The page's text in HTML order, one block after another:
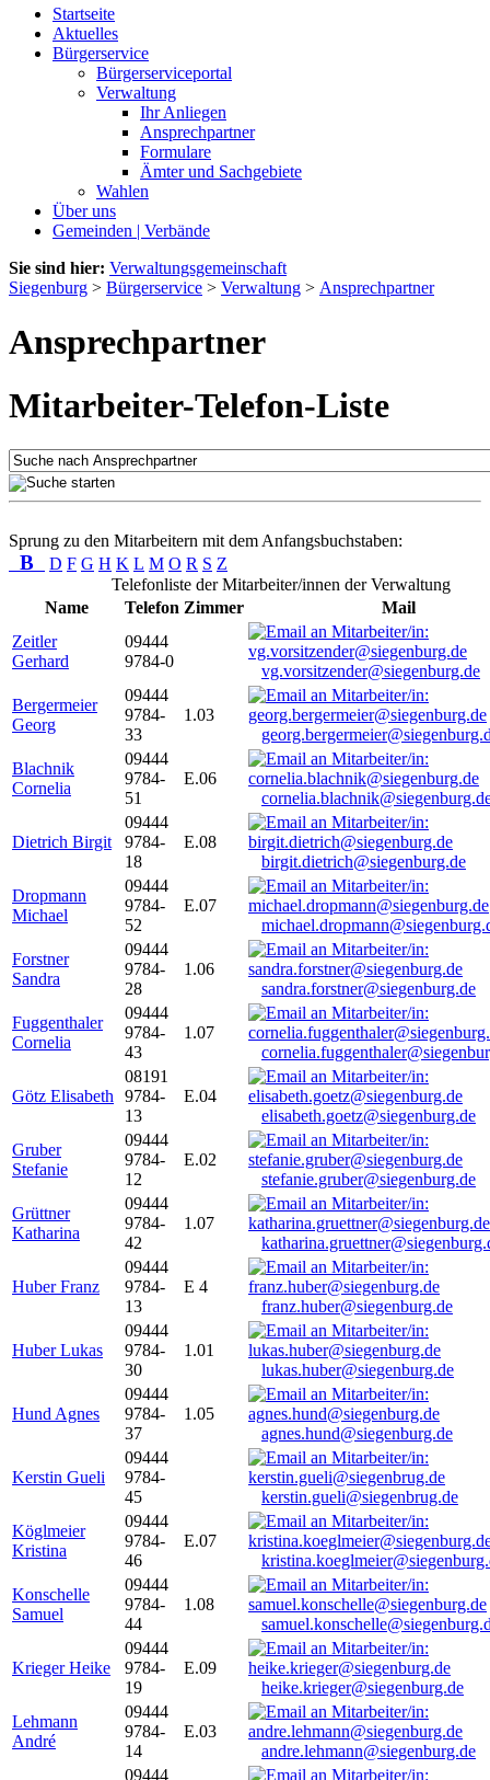
Startseite
Aktuelles
Bürgerservice
Bürgerserviceportal
Verwaltung
Ihr Anliegen
Ansprechpartner
Formulare
Ämter und Sachgebiete
Wahlen
Über uns
Gemeinden | Verbände
Sie sind hier: Verwaltungsgemeinschaft
Siegenburg > Bürgerservice > Verwaltung > Ansprechpartner
Ansprechpartner
Mitarbeiter-Telefon-Liste
Sprung zu den Mitarbeitern mit dem Anfangsbuchstaben:
B D F G H K L M O R S Z
Telefonliste der Mitarbeiter/innen der Verwaltung
Name
Telefon Zimmer
Mail
Zeitler
Gerhard
09444
9784-0
vg.vorsitzender@siegenburg.de
Bergermeier
Georg
09444
9784-
33
1.03
Blachnik
Cornelia
09444
9784-
51
E.06
Dietrich Birgit
09444
9784-
18
E.08
birgit.dietrich@siegenburg.de
Dropmann
Michael
09444
9784-
52
E.07
Forstner
Sandra
09444
9784-
28
1.06
sandra.forstner@siegenburg.de
Fuggenthaler
Cornelia
09444
9784-
43
1.07
Götz Elisabeth
08191
9784-
13
E.04
elisabeth.goetz@siegenburg.de
Gruber
Stefanie
09444
9784-
12
E.02
stefanie.gruber@siegenburg.de
Grüttner
Katharina
09444
9784-
42
1.07
Huber Franz
09444
9784-
13
E 4
franz.huber@siegenburg.de
Huber Lukas
09444
9784-
30
1.01
lukas.huber@siegenburg.de
Hund Agnes
09444
9784-
37
1.05
agnes.hund@siegenburg.de
Kerstin Gueli
09444
9784-
45
kerstin.gueli@siegenbrug.de
Köglmeier
Kristina
09444
9784-
46
E.07
Konschelle
Samuel
09444
9784-
44
1.08
Krieger Heike
09444
9784-
19
E.09
heike.krieger@siegenburg.de
Lehmann
André
09444
9784-
14
E.03
andre.lehmann@siegenburg.de
09444